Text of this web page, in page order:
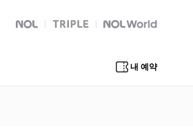
NOL
트리플 Global Interpark
내 예약